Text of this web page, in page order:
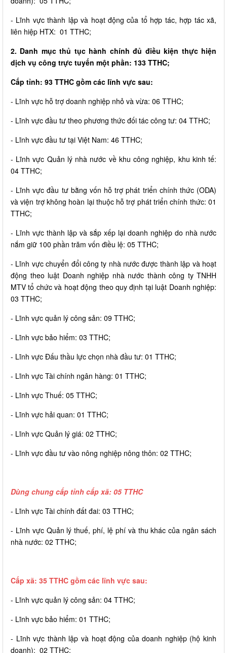
- Lĩnh vực thành lập và hoạt động của tổ hợp tác, hợp tác xã,
liên hiệp HTX: 01 TTHC;
2. Danh mục thủ tục hành chính đủ điều kiện thực hiện
dịch vụ công trực tuyến một phần: 133 TTHC;
Cấp tỉnh: 93 TTHC gồm các lĩnh vực sau:
- Lĩnh vực hỗ trợ doanh nghiệp nhỏ và vừa: 06 TTHC;
- Lĩnh vực đầu tư theo phương thức đối tác công tư: 04 TTHC;
- Lĩnh vực đầu tư tại Việt Nam: 46 TTHC;
- Lĩnh vực Quản lý nhà nước về khu công nghiệp, khu kinh tế:
04 TTHC;
- Lĩnh vực đầu tư bằng vốn hỗ trợ phát triển chính thức (ODA)
và viện trợ không hoàn lại thuộc hỗ trợ phát triển chính thức: 01
TTHC;
- Lĩnh vực thành lập và sắp xếp lại doanh nghiệp do nhà nước
nắm giữ 100 phần trăm vốn điều lệ: 05 TTHC;
- Lĩnh vực chuyển đổi công ty nhà nước được thành lập và hoạt
động theo luật Doanh nghiệp nhà nước thành công ty TNHH
MTV tổ chức và hoạt động theo quy định tại luật Doanh nghiệp:
03 TTHC;
- Lĩnh vực quản lý công sản: 09 TTHC;
- Lĩnh vực bảo hiểm: 03 TTHC;
- Lĩnh vực Đấu thầu lực chọn nhà đầu tư: 01 TTHC;
- Lĩnh vực Tài chính ngân hàng: 01 TTHC;
- Lĩnh vực Thuế: 05 TTHC;
- Lĩnh vực hải quan: 01 TTHC;
- Lĩnh vực Quản lý giá: 02 TTHC;
- Lĩnh vực đầu tư vào nông nghiệp nông thôn: 02 TTHC;
Dùng chung cấp tỉnh cấp xã: 05 TTHC
- Lĩnh vực Tài chính đất đai: 03 TTHC;
- Lĩnh vực Quản lý thuế, phí, lệ phí và thu khác của ngân sách
nhà nước: 02 TTHC;
Cấp xã: 35 TTHC gồm các lĩnh vực sau:
- Lĩnh vực quản lý công sản: 04 TTHC;
- Lĩnh vực bảo hiểm: 01 TTHC;
- Lĩnh vực thành lập và hoạt động của doanh nghiệp (hộ kinh
doanh): 02 TTHC;